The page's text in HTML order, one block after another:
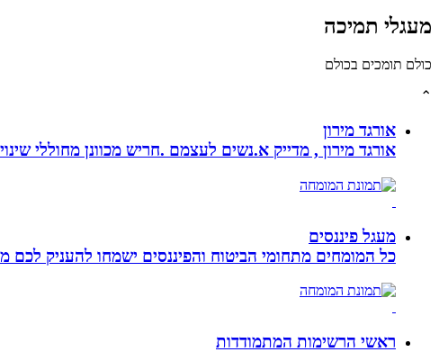
מעגלי תמיכה
כולם תומכים בכולם
⌃
אורגד מירון
אורגד מירון , מדייק א.נשים לעצמם .חריש מכוונן מחוללי שינוי לתכלית
מעגל פיננסים
כל המומחים מתחומי הביטוח והפיננסים ישמחו להעניק לכם
ראשי הרשימות המתמודדות